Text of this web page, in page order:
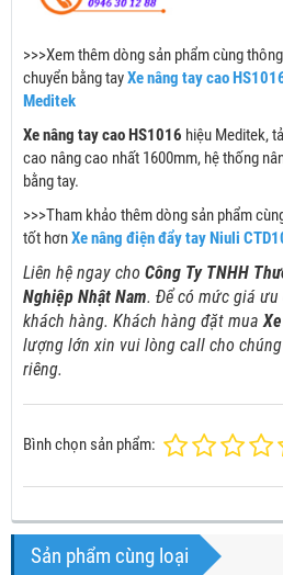
>>>Xem thêm dòng sản phẩm cùng
chuyển bằng tayXe nâng tay cao
Meditek
Xe nâng tay cao HS1016 hiệu Meditek,
cao nâng cao nhất 1600mm, hệ thống
bằng tay.
>>>Tham khảo thêm dòng sản phẩm
tốt hơnXe nâng điện đẩy tay Niuli
Liên hệ ngay cho Công Ty TNHH
Nghiệp Nhật Nam. Để có mức giá
khách hàng. Khách hàng đặt mua
lượng lớn xin vui lòng call cho
riêng.
Bình chọn sản phẩm:
Sản phẩm cùng loại